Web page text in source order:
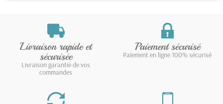
Livraison rapide et
sécurisée
Livraison garantie de vos
commandes
Paiement sécurisé
Paiement en ligne 100% sécurisé